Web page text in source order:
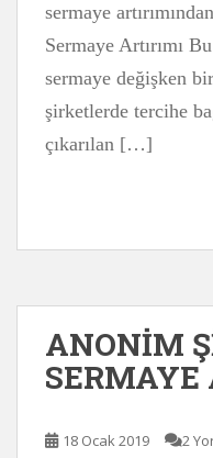
sermaye
Sermaye Artırımı
sermaye değişken
şirketlerde tercihe
çıkarılan […]
ANONİM
18 Ocak 2019 2